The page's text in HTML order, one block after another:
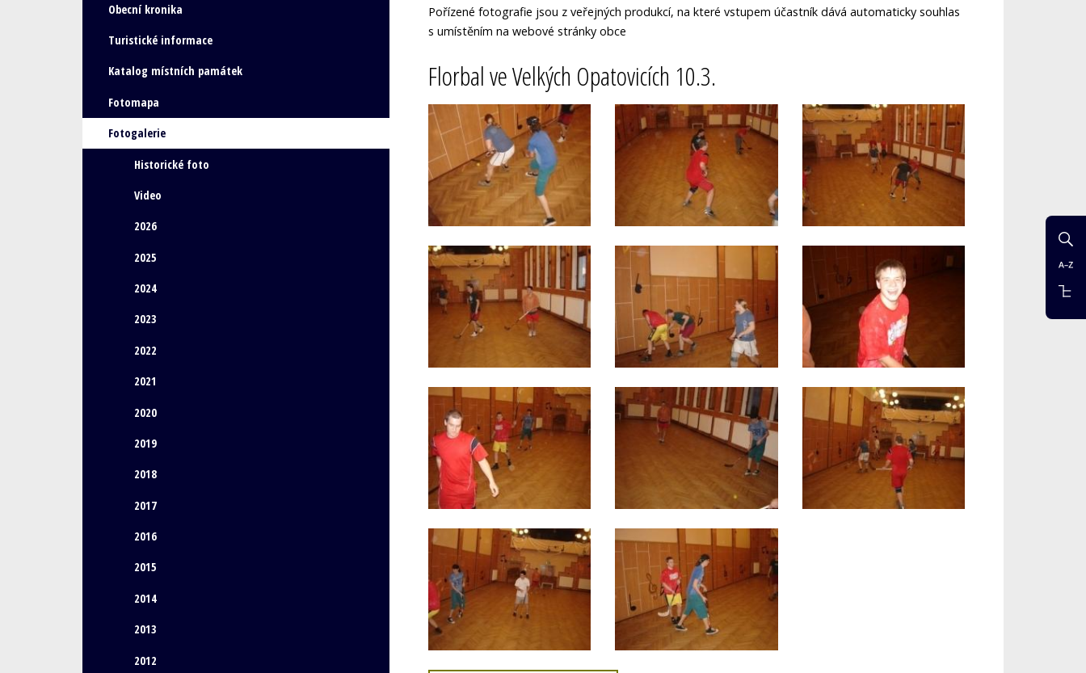
Pořízené fotografie jsou z veřejných produkcí, na které vstupem účastník dává automaticky souhlas
s umístěním na webové stránky obce
Florbal ve Velkých Opatovicích 10.3.
Obecní kronika
Turistické informace
Katalog místních památek
Fotomapa
Fotogalerie
Historické foto
Video
2026
2025
2024
2023
2022
2021
2020
2019
2018
2017
2016
2015
2014
2013
2012